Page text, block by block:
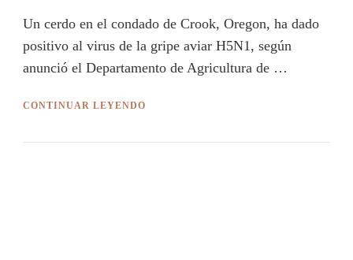
Un cerdo en el condado de Crook, Oregon, ha dado
positivo al virus de la gripe aviar H5N1, según
anunció el Departamento de Agricultura de …
CONTINUAR LEYENDO